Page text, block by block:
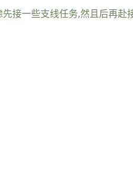
接一些支线任务,然且后再赴